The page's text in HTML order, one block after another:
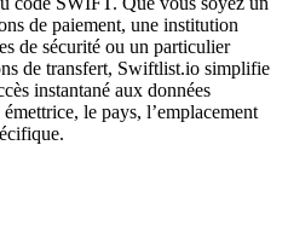
de paiement, une institution
de sécurité ou un particulier
de transfert, Swiftlist.io simplifie
instantané aux données
le pays, l’emplacement